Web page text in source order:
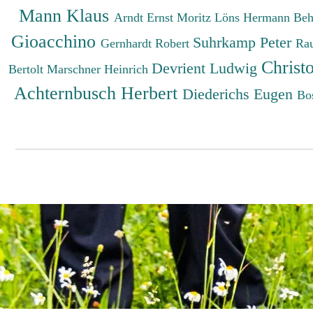
Mann Klaus Arndt Ernst Moritz Löns Hermann
Gioacchino Gernhardt Robert Suhrkamp Peter
Bertolt Marschner Heinrich Devrient Ludwig
Achternbusch Herbert Diederichs Eugen